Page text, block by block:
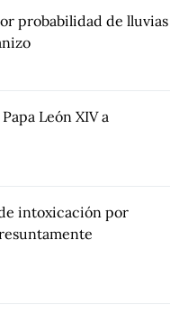
probabilidad de lluvias
León XIV a
intoxicación por